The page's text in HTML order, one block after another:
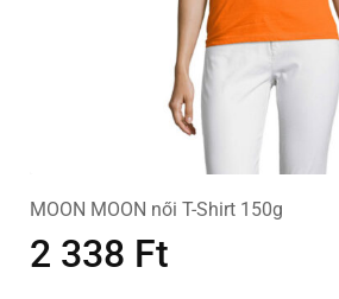
MOON MOON női T-Shirt 150g
2 338 Ft